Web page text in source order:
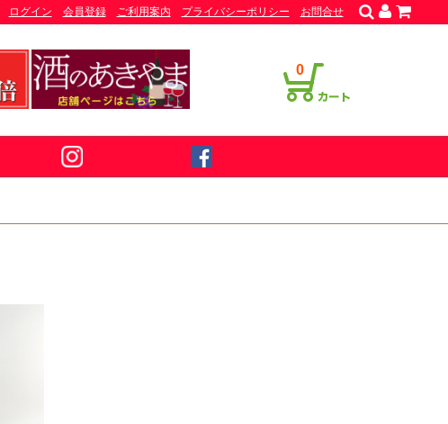
0
ログイン 会員登録 ご利用案内 プライバシーポリシー お問合せ